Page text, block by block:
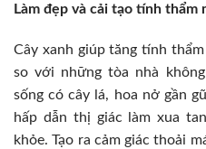
Làm đẹp và cải tạo tính thẩm
Cây xanh giúp tăng tính
so với những tòa nhà
sống có cây lá, hoa nở gần
hấp dẫn thị giác làm xua
khỏe. Tạo ra cảm giác thoải